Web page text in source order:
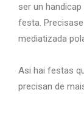
ser un
festa.
mediatizada
Asi hai festas
precisan de